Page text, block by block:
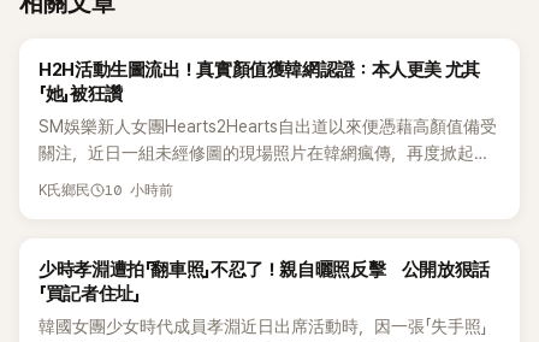
K-POP
H2H活動生圖流出！真實顏值獲韓網認證：本人更美 尤其
「她」被狂讚
SM娛樂新人女團Hearts2Hearts自出道以來便憑藉高顏值備受
關注，近日一組未經修圖的現場照片在韓網瘋傳，再度掀起熱
烈討論，不少看過本人的網友更直呼：「真人比照片還漂亮！」
K氏鄉民 10 小時前
K-POP
少時孝淵遭拍「翻車照」不忍了！親自曬照反擊 公開放狠話
「買記者住址」
韓國女團少女時代成員孝淵近日出席活動時，因一張「失手照」